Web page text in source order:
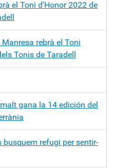
el Toni d'Honor 2022 de
rebrà el Toni
Tonis de Taradell
gana la 14 edición del
busquem refugi per sentir-